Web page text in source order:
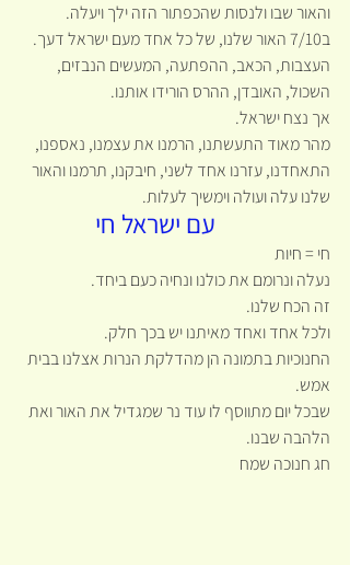
והאור שבו ולנסות שהכפתור הזה ילך ויעלה.
ב7/10 האור שלנו, של כל אחד מעם ישראל דעך.
העצבות, הכאב, ההפתעה, המעשים הנבזים,
השכול, האובדן, ההרס הורידו אותנו.
אך נצח ישראל.
מהר מאוד התעשתנו, הרמנו את עצמנו, נאספנו,
התאחדנו, עזרנו אחד לשני, חיבקנו, תרמנו והאור
שלנו עלה ועולה וימשיך לעלות.
עם ישראל חי
חי = חיות
נעלה ונרומם את כולנו ונחיה כעם ביחד.
זה הכח שלנו.
ולכל אחד ואחד מאיתנו יש בכך חלק.
החנוכיות בתמונה הן מהדלקת הנרות אצלנו בבית
אמש.
שבכל יום מתווסף לו עוד נר שמגדיל את האור ואת
הלהבה שבנו.
חג חנוכה שמח